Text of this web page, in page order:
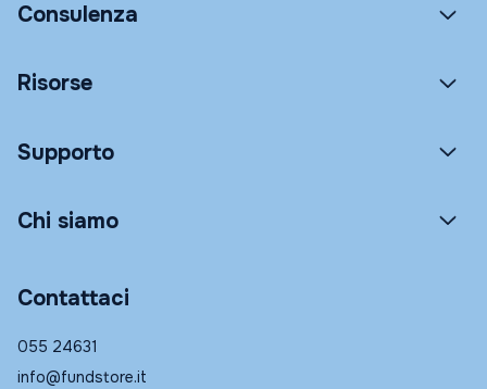
Consulenza
Risorse
Supporto
Chi siamo
Contattaci
055 24631
info@fundstore.it